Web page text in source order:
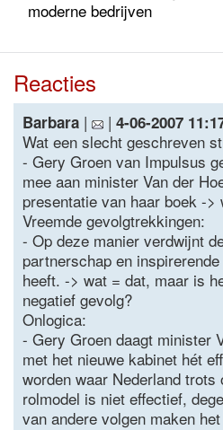
moderne bedrijven
Reacties
Barbara | | 4-06-2007
Wat een slecht geschreven
- Gery Groen van Impulsus
mee aan minister Van der
presentatie van haar boek -
Vreemde gevolgtrekkingen:
- Op deze manier verdwijnt
partnerschap en
heeft. -> wat = dat, maar is
negatief gevolg?
Onlogica:
- Gery Groen daagt minister
met het nieuwe kabinet hét
worden waar Nederland
rolmodel is niet effectief,
van andere volgen maken